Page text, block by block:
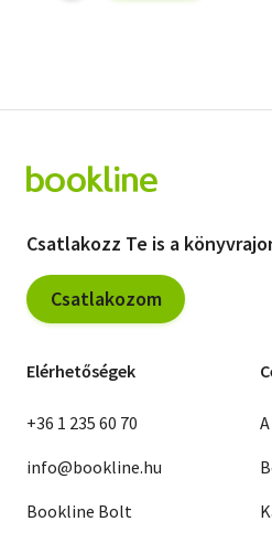
Csatlakozz Te is a
Csatlakozom
Elérhetőségek
+36 1 235 60 70
info@bookline.hu
Bookline Bolt